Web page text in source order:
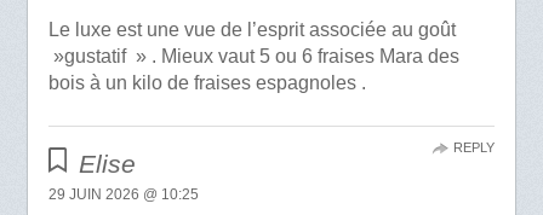
Le luxe est une vue de l’esprit associée au goût
»gustatif » . Mieux vaut 5 ou 6 fraises Mara des
bois à un kilo de fraises espagnoles .
Elise
29 JUIN 2026 @ 10:25
REPLY